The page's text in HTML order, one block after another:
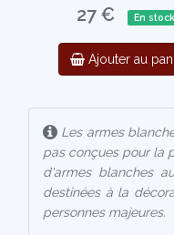
27 € En stock
Ajouter au
Les armes
pas conçues pour la
d'armes blanches
destinées à la
personnes majeures.